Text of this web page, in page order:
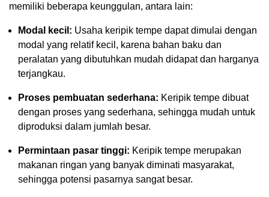
memiliki beberapa keunggulan, antara lain:
Modal kecil: Usaha keripik tempe dapat dimulai dengan
modal yang relatif kecil, karena bahan baku dan
peralatan yang dibutuhkan mudah didapat dan harganya
terjangkau.
Proses pembuatan sederhana: Keripik tempe dibuat
dengan proses yang sederhana, sehingga mudah untuk
diproduksi dalam jumlah besar.
Permintaan pasar tinggi: Keripik tempe merupakan
makanan ringan yang banyak diminati masyarakat,
sehingga potensi pasarnya sangat besar.